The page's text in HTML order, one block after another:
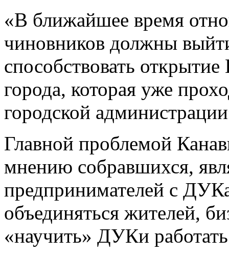
«В ближайшее время
чиновников должны
способствовать
города, которая уже
городской
Главной проблемой
мнению собравшихся,
предпринимателей с
объединяться жителей,
«научить» ДУКи